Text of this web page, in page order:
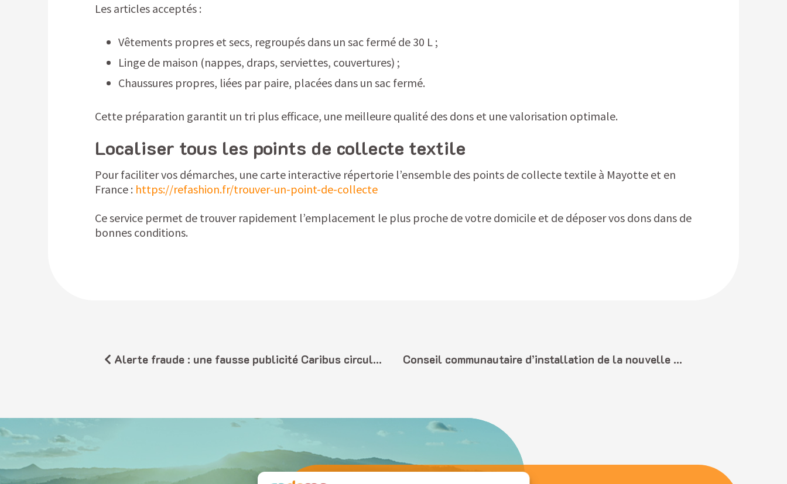
Les articles acceptés :
Vêtements propres et secs, regroupés dans un sac fermé de 30 L ;
Linge de maison (nappes, draps, serviettes, couvertures) ;
Chaussures propres, liées par paire, placées dans un sac fermé.
Cette préparation garantit un tri plus efficace, une meilleure qualité des dons et une valorisation optimale.
Localiser tous les points de collecte textile
Pour faciliter vos démarches, une carte interactive répertorie l’ensemble des points de collecte textile à Mayotte et en
France : https://refashion.fr/trouver-un-point-de-collecte
Ce service permet de trouver rapidement l’emplacement le plus proche de votre domicile et de déposer vos dons dans de
bonnes conditions.
Alerte fraude : une fausse publicité Caribus circule sur les réseaux sociaux Conseil communautaire d’installation de la nouvelle mandature – Dimanche 05 avril 2026